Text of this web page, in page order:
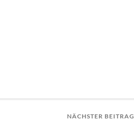
NÄCHSTER BEITRAG